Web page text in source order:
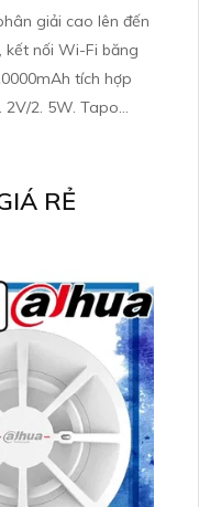
giải cao lên đến
kết nối Wi-Fi băng
tích hợp
2. 5W. Tapo
RẺ